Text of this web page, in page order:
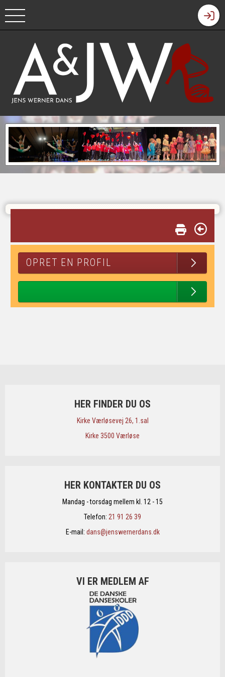
OPRET EN PROFIL
HER FINDER DU OS
​Kirke Værløsevej 26, 1.sal
​Kirke 3500 Værløse
HER KONTAKTER DU OS
Mandag - torsdag mellem kl. 12 - 15
Telefon: 21 91 26 39
E-mail: dans@jenswernerdans.dk
VI ER MEDLEM AF